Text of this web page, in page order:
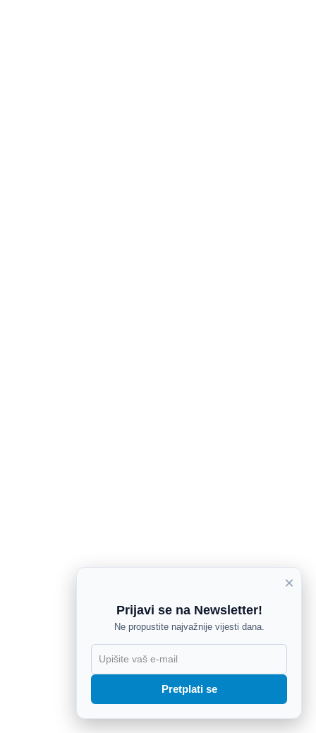
×
Prijavi se na Newsletter!
Ne propustite najvažnije vijesti dana.
Pretplati se